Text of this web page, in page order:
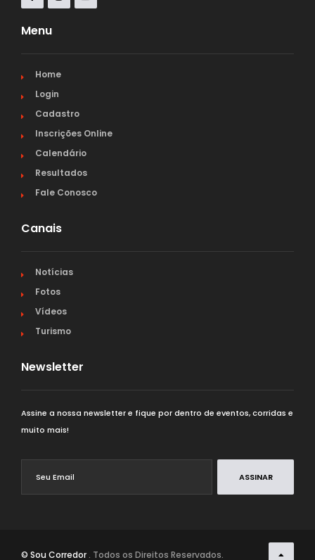
Menu
Home
Login
Cadastro
Inscrições Online
Calendário
Resultados
Fale Conosco
Canais
Notícias
Fotos
Vídeos
Turismo
Newsletter
Assine a nossa newsletter e fique por dentro de eventos, corridas e
muito mais!
ASSINAR
© Sou Corredor. Todos os Direitos Reservados.